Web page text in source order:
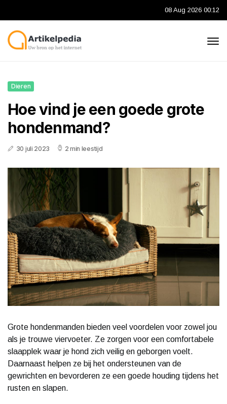
08 Aug 2026 00:12
Dieren
Hoe vind je een goede grote
hondenmand?
30 juli 2023 2 min leestijd
Grote hondenmanden bieden veel voordelen voor zowel jou
als je trouwe viervoeter. Ze zorgen voor een comfortabele
slaapplek waar je hond zich veilig en geborgen voelt.
Daarnaast helpen ze bij het ondersteunen van de
gewrichten en bevorderen ze een goede houding tijdens het
rusten en slapen.